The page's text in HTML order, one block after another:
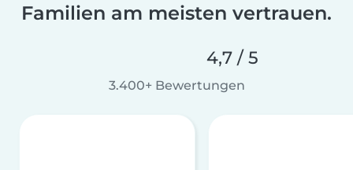
Familien am meisten vertrauen.
4,7 / 5
3.400+ Bewertungen